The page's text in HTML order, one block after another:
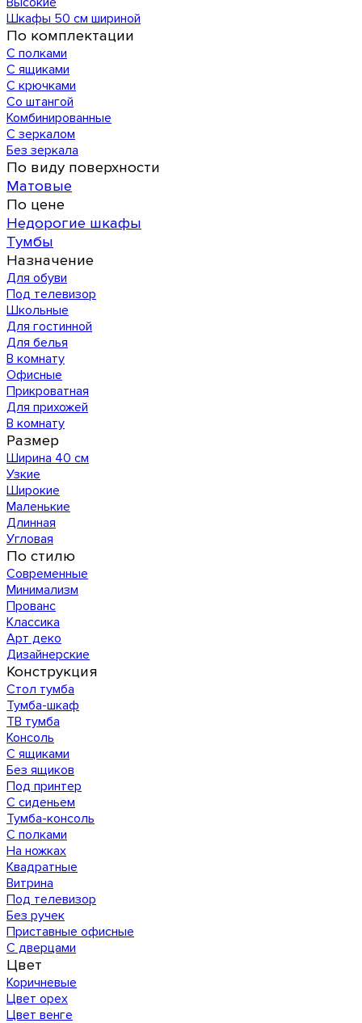
Шкафы 50 см шириной
По комплектации
С полками
С ящиками
С крючками
Со штангой
Комбинированные
С зеркалом
Без зеркала
По виду поверхности
Матовые
По цене
Недорогие шкафы
Тумбы
Назначение
Для обуви
Под телевизор
Школьные
Для гостинной
Для белья
В комнату
Офисные
Прикроватная
Для прихожей
В комнату
Размер
Ширина 40 см
Узкие
Широкие
Маленькие
Длинная
Угловая
По стилю
Современные
Минимализм
Прованс
Классика
Арт деко
Дизайнерские
Конструкция
Стол тумба
Тумба-шкаф
ТВ тумба
Консоль
С ящиками
Без ящиков
Под принтер
С сиденьем
Тумба-консоль
С полками
На ножках
Квадратные
Витрина
Под телевизор
Без ручек
Приставные офисные
С дверцами
Цвет
Коричневые
Цвет орех
Цвет венге